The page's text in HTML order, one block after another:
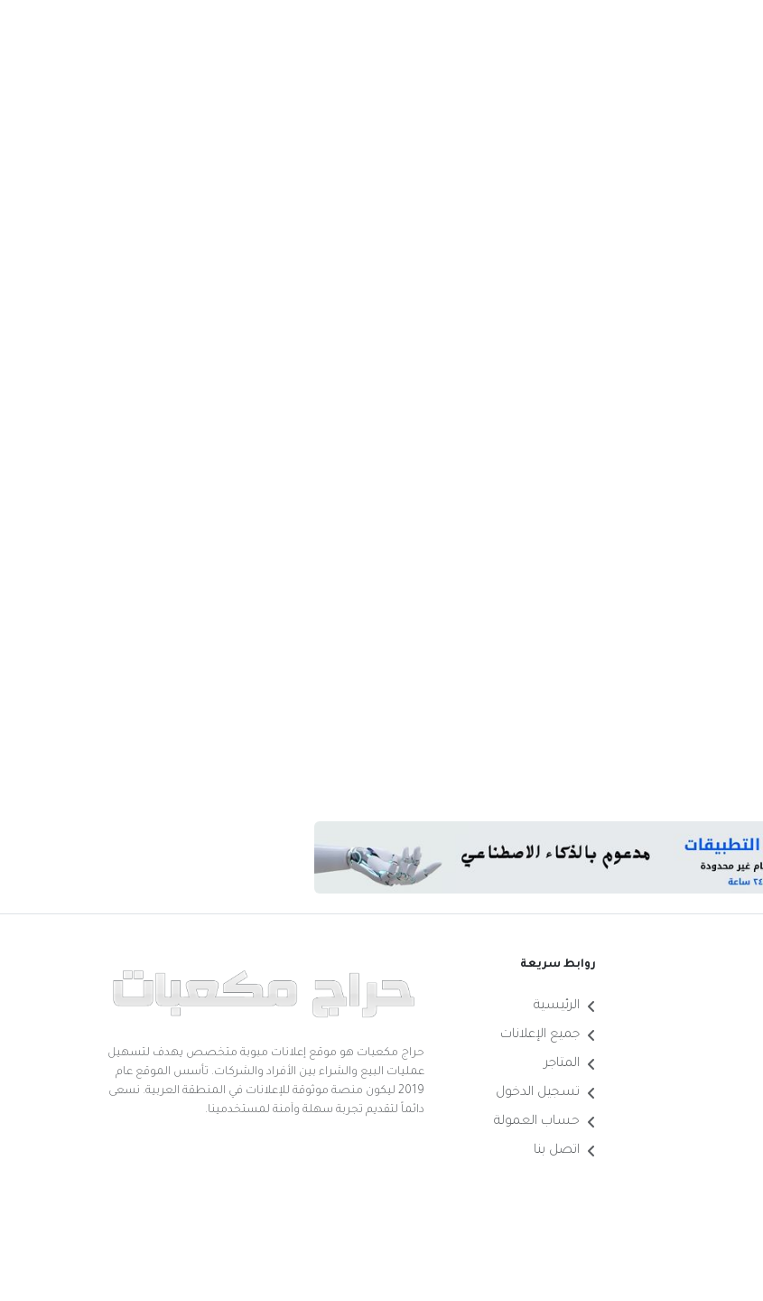
روابط سريعة
الرئيسية
جميع الإعلانات
المتاجر
تسجيل الدخول
حساب العمولة
اتصل بنا
حراج مكعبات هو موقع إعلانات مبوبة متخصص يهدف لتسهيل
عمليات البيع والشراء بين الأفراد والشركات. تأسس الموقع عام
2019 ليكون منصة موثوقة للإعلانات في المنطقة العربية. نسعى
دائماً لتقديم تجربة سهلة وآمنة لمستخدمينا.